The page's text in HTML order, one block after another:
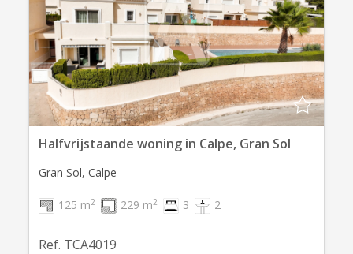
Halfvrijstaande woning in Calpe, Gran Sol
Gran Sol, Calpe
125 m2 229 m2 3 2
Ref. TCA4019